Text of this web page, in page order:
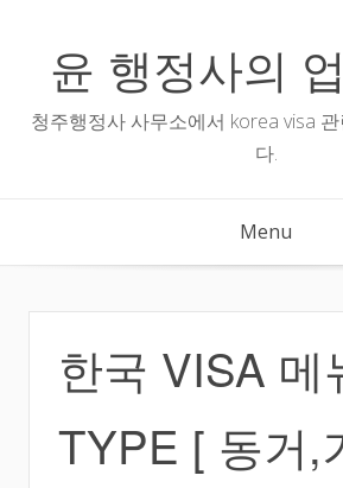
content윤 행정사의
청주행정사 사무소에서 korea visa
다.
Menu
한국 VISA 메
TYPE [ 동거,